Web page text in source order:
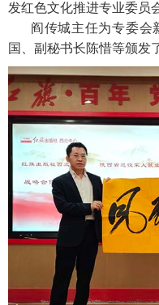
发红色文化推进专业委员
阎传城主任为专委会
国、副秘书长陈惜等颁发